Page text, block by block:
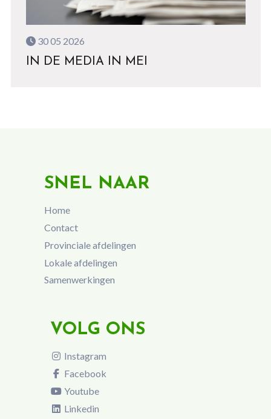
30 05 2026
IN DE MEDIA IN MEI
SNEL NAAR
Home
Contact
Provinciale afdelingen
Lokale afdelingen
Samenwerkingen
VOLG ONS
Instagram
Facebook
Youtube
Linkedin